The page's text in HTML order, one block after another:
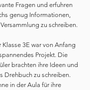
Fragen und erfuhren
genug Informationen,
zu schreiben.
3E war von Anfang
Projekt. Die
brachten ihre Ideen und
Drehbuch zu schreiben.
in der Aula für ihre